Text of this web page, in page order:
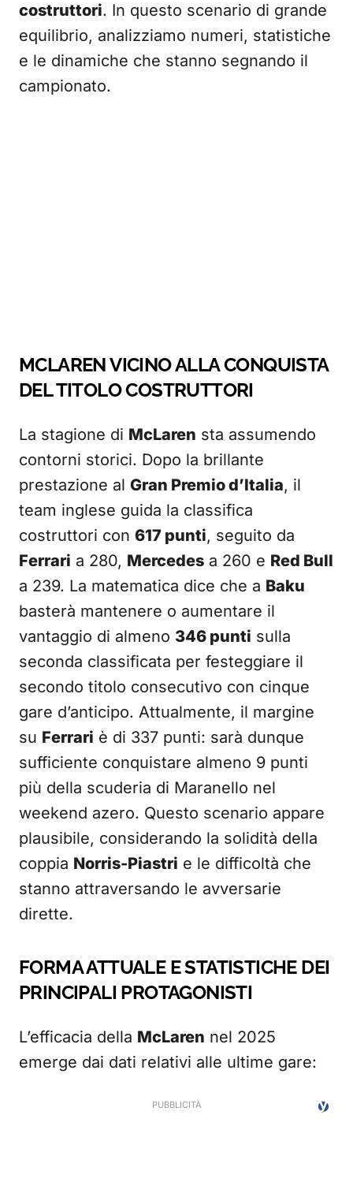
costruttori. In questo scenario di grande
equilibrio, analizziamo numeri, statistiche
e le dinamiche che stanno segnando il
campionato.
MCLAREN VICINO ALLA CONQUISTA
DEL TITOLO COSTRUTTORI
La stagione di McLaren sta assumendo
contorni storici. Dopo la brillante
prestazione al Gran Premio d’Italia, il
team inglese guida la classifica
costruttori con 617 punti, seguito da
Ferrari a 280, Mercedes a 260 e Red Bull
a 239. La matematica dice che a Baku
basterà mantenere o aumentare il
vantaggio di almeno 346 punti sulla
seconda classificata per festeggiare il
secondo titolo consecutivo con cinque
gare d’anticipo. Attualmente, il margine
su Ferrari è di 337 punti: sarà dunque
sufficiente conquistare almeno 9 punti
più della scuderia di Maranello nel
weekend azero. Questo scenario appare
plausibile, considerando la solidità della
coppia Norris-Piastri e le difficoltà che
stanno attraversando le avversarie
dirette.
FORMA ATTUALE E STATISTICHE DEI
PRINCIPALI PROTAGONISTI
L’efficacia della McLaren nel 2025
emerge dai dati relativi alle ultime gare: